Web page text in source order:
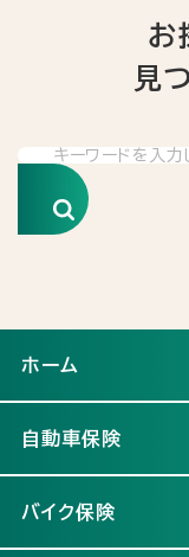
お
見
検索
ホーム
自動車保険
バイク保険